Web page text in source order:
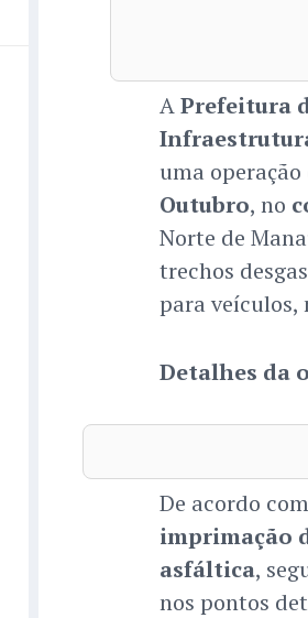
APrefeitura
uma operação
Outubro, no
Norte de
trechos
para veículos,
Detalhes da
De acordo
imprimação
asfáltica,
nos pontos